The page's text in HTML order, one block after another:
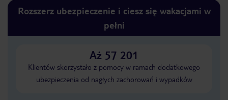
Rozszerz ubezpieczenie i ciesz się wakacjami w
pełni
Aż 57 201
Klientów skorzystało z pomocy w ramach dodatkowego
ubezpieczenia od nagłych zachorowań i wypadków